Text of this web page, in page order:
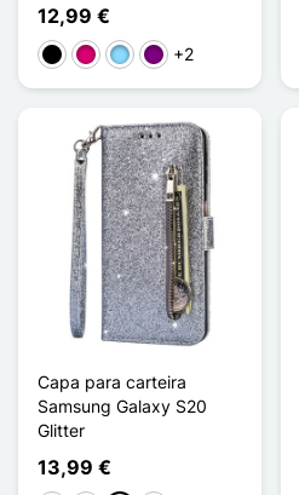
12,99 €
PretoMagentaAzul Claro
Púrpura
+2
Capa para carteira
Samsung Galaxy S20
Glitter
13,99 €